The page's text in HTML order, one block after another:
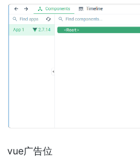
vue广告位